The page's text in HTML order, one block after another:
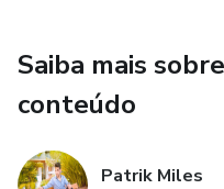
Saiba mais
conteúdo
Patrik Miles